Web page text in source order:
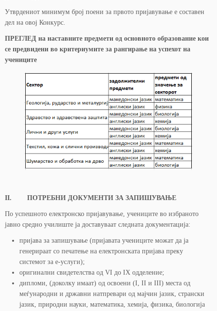
Утврдениот минимум број поени за првото пријавување е составен
дел на овој Конкурс.
ПРЕГЛЕД на наставните предмети од основното образование кои
се предвидени во критериумите за рангирање на успехот на
учениците
II. ПОТРЕБНИ ДОКУМЕНТИ ЗА ЗАПИШУВАЊЕ
По успешното електронско пријавување, учениците во избраното
јавно средно училиште ја доставуваат следната документација:
пријава за запишување (пријавата учениците можат да ја
генерираат со печатење на електронската пријава преку
системот за е-услуги);
оригинални свидетелства од VI до IX одделение;
дипломи, (доколку имаат) од освоени (I, II и III) места од
меѓународни и државни натпревари од мајчин јазик, странски
јазик, природни науки, математика, хемија, физика, биологија